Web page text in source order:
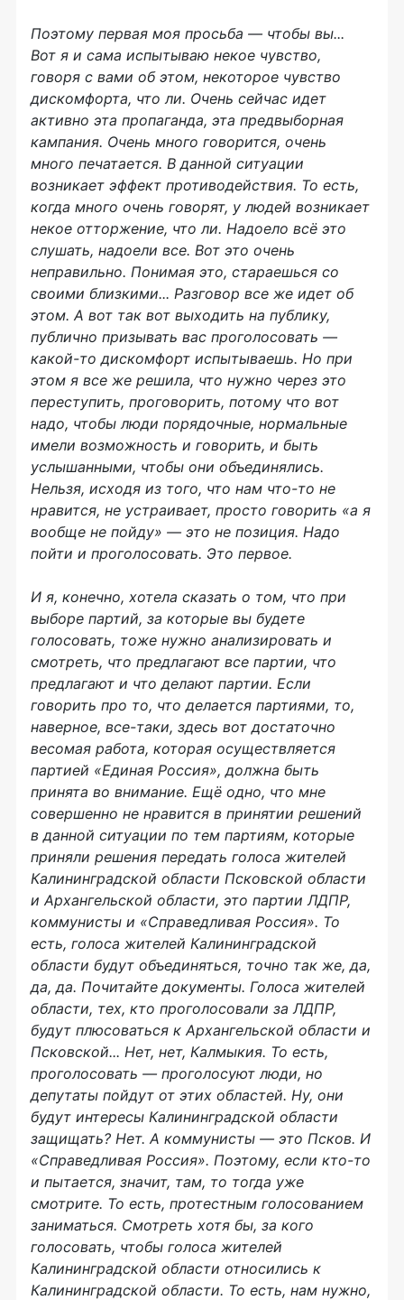
Поэтому первая моя просьба — чтобы вы...
Вот я и сама испытываю некое чувство,
говоря с вами об этом, некоторое чувство
дискомфорта, что ли. Очень сейчас идет
активно эта пропаганда, эта предвыборная
кампания. Очень много говорится, очень
много печатается. В данной ситуации
возникает эффект противодействия. То есть,
когда много очень говорят, у людей возникает
некое отторжение, что ли. Надоело всё это
слушать, надоели все. Вот это очень
неправильно. Понимая это, стараешься со
своими близкими... Разговор все же идет об
этом. А вот так вот выходить на публику,
публично призывать вас проголосовать —
какой-то дискомфорт испытываешь. Но при
этом я все же решила, что нужно через это
переступить, проговорить, потому что вот
надо, чтобы люди порядочные, нормальные
имели возможность и говорить, и быть
услышанными, чтобы они объединялись.
Нельзя, исходя из того, что нам что-то не
нравится, не устраивает, просто говорить «а я
вообще не пойду» — это не позиция. Надо
пойти и проголосовать. Это первое.
И я, конечно, хотела сказать о том, что при
выборе партий, за которые вы будете
голосовать, тоже нужно анализировать и
смотреть, что предлагают все партии, что
предлагают и что делают партии. Если
говорить про то, что делается партиями, то,
наверное, все-таки, здесь вот достаточно
весомая работа, которая осуществляется
партией «Единая Россия», должна быть
принята во внимание. Ещё одно, что мне
совершенно не нравится в принятии решений
в данной ситуации по тем партиям, которые
приняли решения передать голоса жителей
Калининградской области Псковской области
и Архангельской области, это партии ЛДПР,
коммунисты и «Справедливая Россия». То
есть, голоса жителей Калининградской
области будут объединяться, точно так же, да,
да, да. Почитайте документы. Голоса жителей
области, тех, кто проголосовали за ЛДПР,
будут плюсоваться к Архангельской области и
Псковской... Нет, нет, Калмыкия. То есть,
проголосовать — проголосуют люди, но
депутаты пойдут от этих областей. Ну, они
будут интересы Калининградской области
защищать? Нет. А коммунисты — это Псков. И
«Справедливая Россия». Поэтому, если кто-то
и пытается, значит, там, то тогда уже
смотрите. То есть, протестным голосованием
заниматься. Смотреть хотя бы, за кого
голосовать, чтобы голоса жителей
Калининградской области относились к
Калининградской области. То есть, нам нужно,